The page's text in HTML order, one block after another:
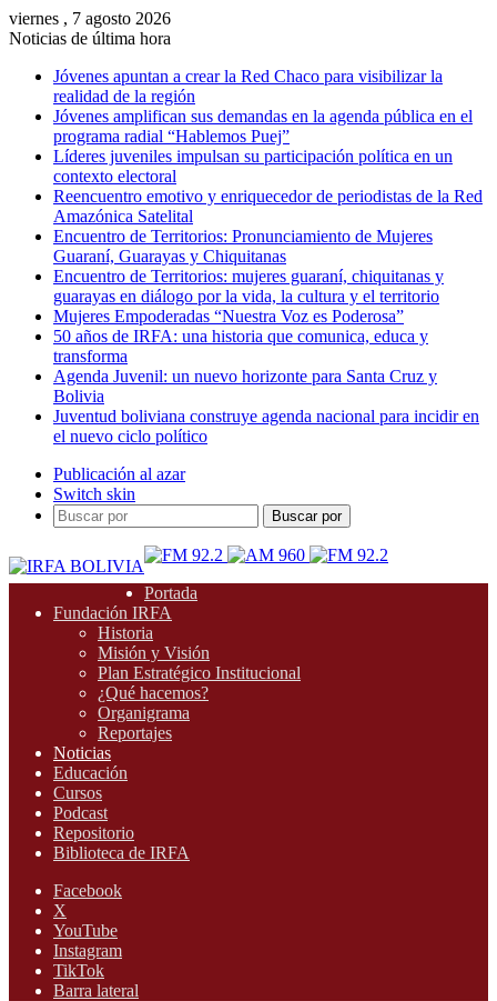
viernes , 7 agosto 2026
Noticias de última hora
Jóvenes apuntan a crear la Red Chaco para visibilizar la
realidad de la región
Jóvenes amplifican sus demandas en la agenda pública en el
programa radial “Hablemos Puej”
Líderes juveniles impulsan su participación política en un
contexto electoral
Reencuentro emotivo y enriquecedor de periodistas de la Red
Amazónica Satelital
Encuentro de Territorios: Pronunciamiento de Mujeres
Guaraní, Guarayas y Chiquitanas
Encuentro de Territorios: mujeres guaraní, chiquitanas y
guarayas en diálogo por la vida, la cultura y el territorio
Mujeres Empoderadas “Nuestra Voz es Poderosa”
50 años de IRFA: una historia que comunica, educa y
transforma
Agenda Juvenil: un nuevo horizonte para Santa Cruz y
Bolivia
Juventud boliviana construye agenda nacional para incidir en
el nuevo ciclo político
Publicación al azar
Switch skin
Buscar por
Portada
Fundación IRFA
Historia
Misión y Visión
Plan Estratégico Institucional
¿Qué hacemos?
Organigrama
Reportajes
Noticias
Educación
Cursos
Podcast
Repositorio
Biblioteca de IRFA
Facebook
X
YouTube
Instagram
TikTok
Barra lateral